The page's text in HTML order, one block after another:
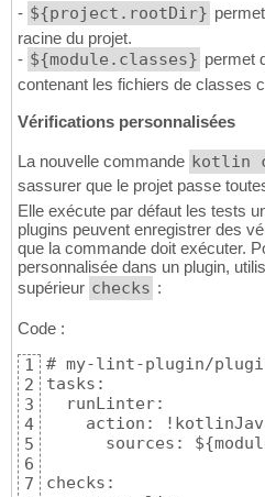
- ${project.rootDir}
racine du projet.
- ${module.classes} permet
contenant les fichiers de classes
Vérifications personnalisées
La nouvelle commande kotlin
sassurer que le projet passe
Elle exécute par défaut les tests
plugins peuvent enregistrer des
que la commande doit exécuter.
personnalisée dans un plugin,
supérieur checks :
Code :
1
2
3
4
5
6
7
# my-lint-plugin/
tasks:
  runLinter:
action:
sources:
checks: